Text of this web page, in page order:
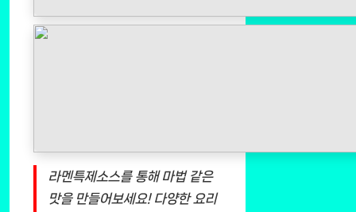
라멘특제소스를 통해 마법 같은
맛을 만들어보세요! 다양한 요리